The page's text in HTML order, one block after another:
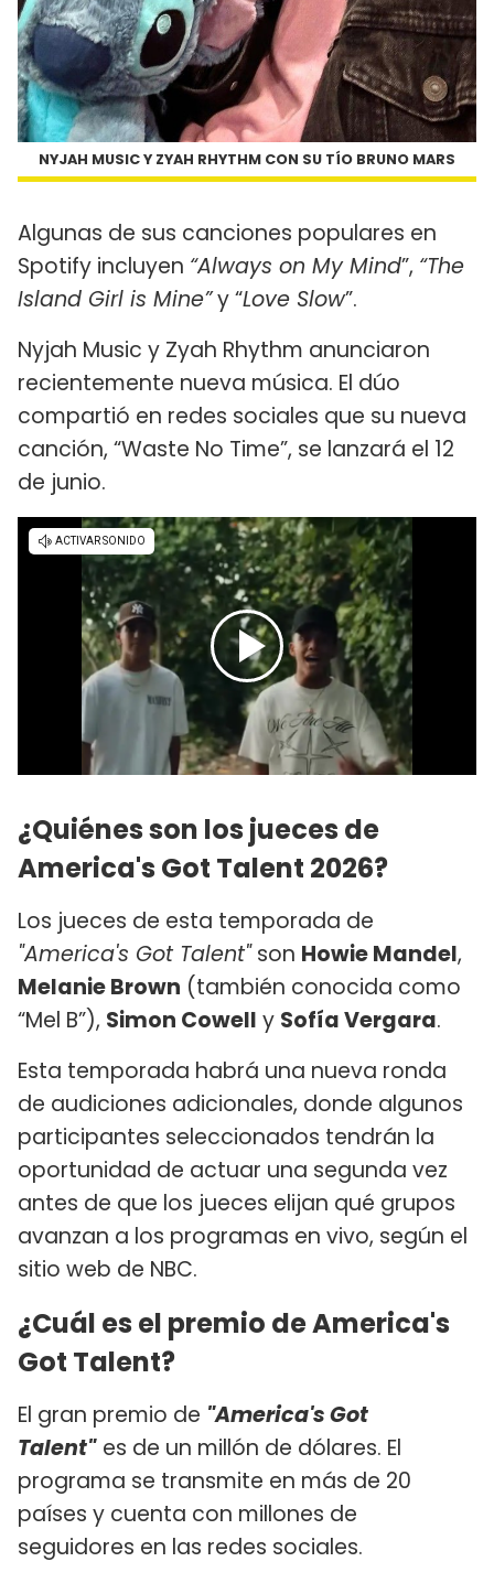
NYJAH MUSIC Y ZYAH RHYTHM CON SU TÍO BRUNO MARS
Algunas de sus canciones populares en
Spotify incluyen “Always on My Mind”, “The
Island Girl is Mine”y “Love Slow”.
Nyjah Music y Zyah Rhythm anunciaron
recientemente nueva música. El dúo
compartió en redes sociales que su nueva
canción, “Waste No Time”, se lanzará el 12
de junio.
¿Quiénes son los jueces de
America's Got Talent 2026?
Los jueces de esta temporada de
"America's Got Talent"son Howie Mandel,
Melanie Brown (también conocida como
“Mel B”), Simon Cowell y Sofía Vergara.
Esta temporada habrá una nueva ronda
de audiciones adicionales, donde algunos
participantes seleccionados tendrán la
oportunidad de actuar una segunda vez
antes de que los jueces elijan qué grupos
avanzan a los programas en vivo, según el
sitio web de NBC.
¿Cuál es el premio de America's
Got Talent?
El gran premio de "America's Got
Talent" es de un millón de dólares. El
programa se transmite en más de 20
países y cuenta con millones de
seguidores en las redes sociales.